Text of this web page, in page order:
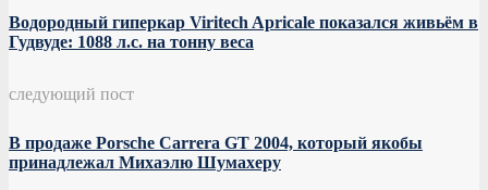
Водородный гиперкар Viritech Apricale показался живьём в
Гудвуде: 1088 л.с. на тонну веса
следующий пост
В продаже Porsche Carrera GT 2004, который якобы
принадлежал Михаэлю Шумахеру